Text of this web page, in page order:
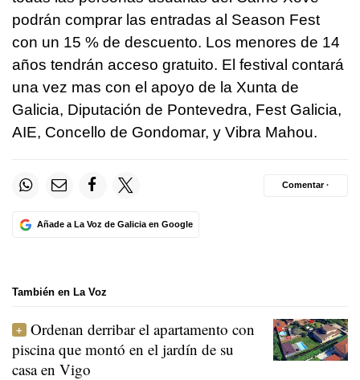
podrán comprar las entradas al Season Fest
con un 15 % de descuento. Los menores de 14
años tendrán acceso gratuito. El festival contará
una vez mas con el apoyo de la Xunta de
Galicia, Diputación de Pontevedra, Fest Galicia,
AIE, Concello de Gondomar, y Vibra Mahou.
Añade a La Voz de Galicia en Google
Comentar ·
También en La Voz
Ordenan derribar el apartamento con
piscina que montó en el jardín de su
casa en Vigo